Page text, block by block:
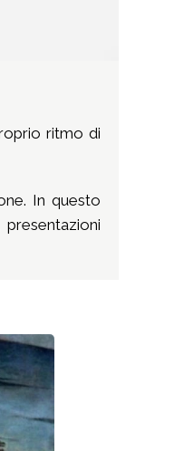
ritmo di
In questo